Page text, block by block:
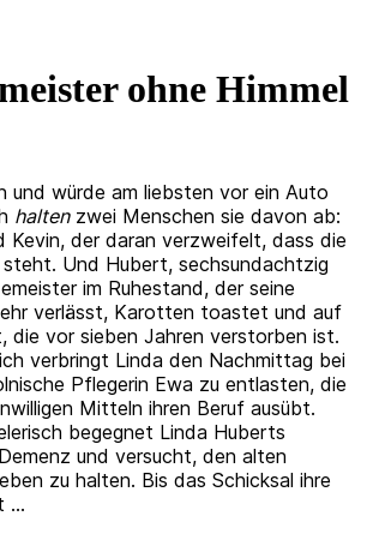
ohne Himmel
und würde am liebsten vor ein Auto
haltenzwei Menschen sie davon ab:
Kevin, der daran verzweifelt, dass die
Und Hubert, sechsundachtzig
im Ruhestand, der seine
verlässt, Karotten toastet und auf
die vor sieben Jahren verstorben ist.
verbringt Linda den Nachmittag bei
Pflegerin Ewa zu entlasten, die
Mitteln ihren Beruf ausübt.
begegnet Linda Huberts
und versucht, den alten
zu halten. Bis das Schicksal ihre
…